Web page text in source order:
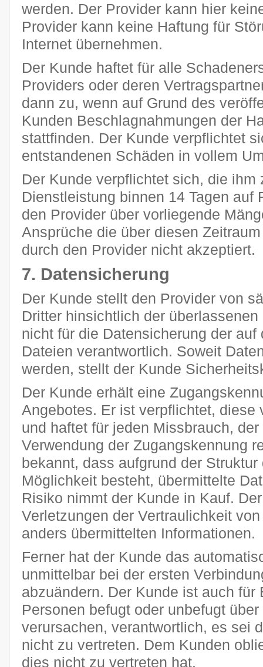
werden. Der Provider kann hier
Provider kann keine Haftung für
Internet übernehmen.
Der Kunde haftet für alle
Providers oder deren
dann zu, wenn auf Grund des
Kunden Beschlagnahmungen der
stattfinden. Der Kunde verpflichtet
entstandenen Schäden in vollem
Der Kunde verpflichtet sich, die ihm
Dienstleistung binnen 14 Tagen auf
den Provider über vorliegende
Ansprüche die über diesen
durch den Provider nicht akzeptiert.
7. Datensicherung
Der Kunde stellt den Provider von
Dritter hinsichtlich der
nicht für die Datensicherung der
Dateien verantwortlich. Soweit
werden, stellt der Kunde
Der Kunde erhält eine
Angebotes. Er ist verpflichtet, diese
und haftet für jeden Missbrauch,
Verwendung der Zugangskennung
bekannt, dass aufgrund der
Möglichkeit besteht, übermittelte
Risiko nimmt der Kunde in Kauf.
Verletzungen der Vertraulichkeit
anders übermittelten Informationen.
Ferner hat der Kunde das
unmittelbar bei der ersten
abzuändern. Der Kunde ist auch für
Personen befugt oder unbefugt
verursachen, verantwortlich, es sei
nicht zu vertreten. Dem Kunden
dies nicht zu vertreten hat.